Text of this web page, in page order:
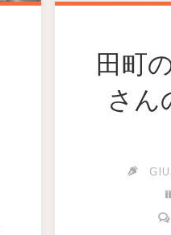
田町
さん